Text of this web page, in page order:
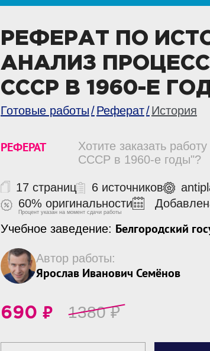
РЕФЕРАТ ПО
АНАЛИЗ
СССР В 1960-Е
Готовые работы Реферат История
РЕФЕРАТ
Хотите заказать
СССР в 1960-е годы"?
17 страниц 6 источников
60% оригинальности
Процент указан на момент сдачи работы
Учебное заведение: Белгородский
Автор работы:
Ярослав Иванович Семёнов
690 ₽ 1380₽